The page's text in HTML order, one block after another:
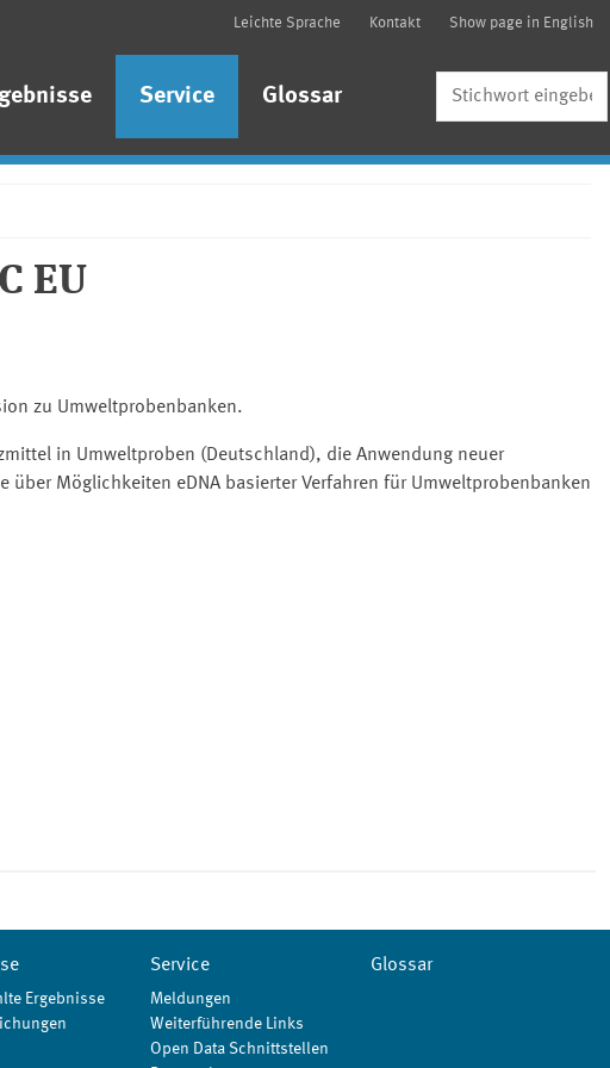
Leichte Sprache Kontakt Show page in English
Service Glossar
EU
zu Umweltprobenbanken.
in Umweltproben (Deutschland), die Anwendung neuer
Möglichkeiten eDNA basierter Verfahren für Umweltprobenbanken
Ergebnisse
Service
Meldungen
Weiterführende Links
Open Data Schnittstellen
Glossar